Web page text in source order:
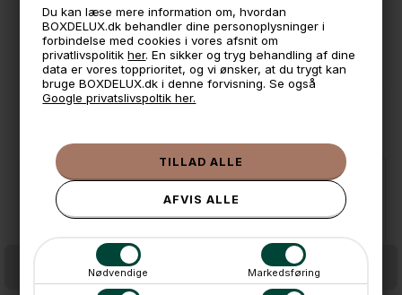
Du kan læse mere information om, hvordan
BOXDELUX.dk behandler dine personoplysninger i
forbindelse med cookies i vores afsnit om
privatlivspolitikher. En sikker og tryg behandling af dine
data er vores topprioritet, og vi ønsker, at du trygt kan
bruge BOXDELUX.dk i denne forvisning. Se også
Google privatslivspoltik her.
Nødvendige Markedsføring
📱 Kundeservice 50446800 (9-12)
Kundeservicemail@boxdelux.dk(24/7)
24%